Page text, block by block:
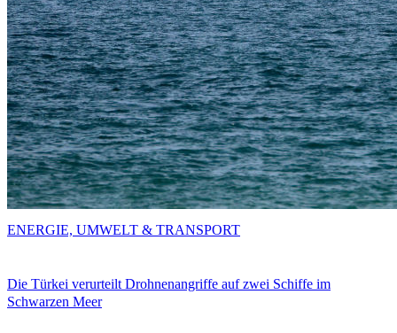
Die Türkei verurteilt Drohnenangriffe auf zwei Schiffe im
Schwarzen Meer
ENERGIE, UMWELT & TRANSPORT